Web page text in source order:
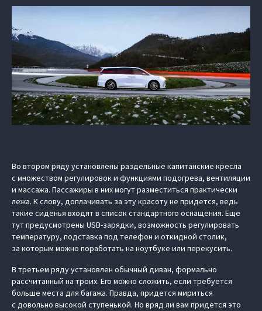
Во втором ряду установлены раздельные капитанские кресла
с множеством регулировок и функциями подогрева, вентиляции
и массажа. Пассажиры в них могут разместиться практически
лежа. К слову, доплачивать за эту красоту не придется, ведь
такие сиденья входят в список стандартного оснащения. Еще
тут предусмотрены USB-зарядки, возможность регулировать
температуру, подставка под телефон и откидной столик,
за которым можно поработать на ноутбуке или перекусить.
В третьем ряду установлен обычный диван, формально
рассчитанный на троих. Его можно сложить, если требуется
больше места для багажа. Правда, придется мириться
с довольно высокой ступенькой. Но вряд ли вам придется это